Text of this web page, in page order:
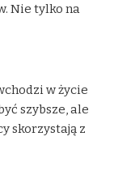
Nie tylko na
w życie
szybsze, ale
skorzystają z